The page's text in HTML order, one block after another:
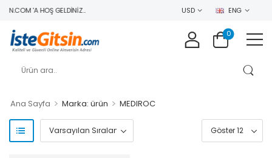
'A HOŞ GELDINIZ.. USD ENG
0
Ana Sayfa > Marka: ürün > MEDIROC